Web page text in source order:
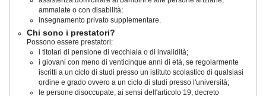
ammalate o con disabilità;
insegnamento privato supplementare.
Chi sono i prestatori?
Possono essere prestatori:
i titolari di pensione di vecchiaia o di invalidità;
i giovani con meno di venticinque anni di età, se regolarmente
iscritti a un ciclo di studi presso un istituto scolastico di qualsiasi
ordine e grado ovvero a un ciclo di studi presso l'università;
le persone disoccupate, ai sensi dell'articolo 19, decreto